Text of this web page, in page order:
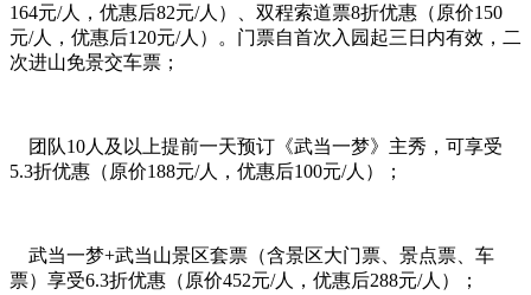
164元/人，优惠后82元/人）、双程索道票8折优惠（原价150
元/人，优惠后120元/人）。门票自首次入园起三日内有效，二
次进山免景交车票；
团队10人及以上提前一天预订《武当一梦》主秀，可享受
5.3折优惠（原价188元/人，优惠后100元/人）；
武当一梦+武当山景区套票（含景区大门票、景点票、车
票）享受6.3折优惠（原价452元/人，优惠后288元/人）；